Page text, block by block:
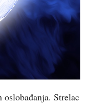
Strelac